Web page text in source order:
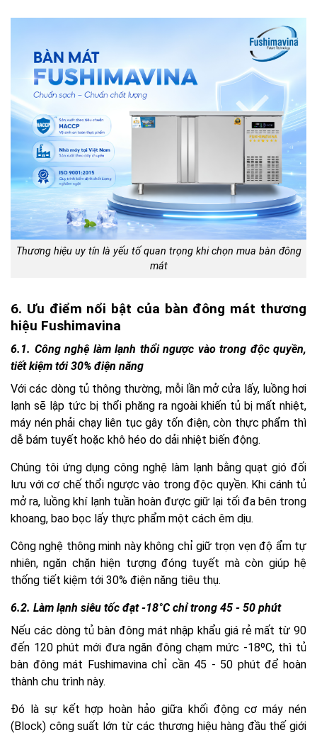
Thương hiệu uy tín là yếu tố quan trọng khi chọn mua bàn đông
mát
6. Ưu điểm nổi bật của bàn đông mát thương
hiệu Fushimavina
6.1. Công nghệ làm lạnh thổi ngược vào trong độc quyền,
tiết kiệm tới 30% điện năng
Với các dòng tủ thông thường, mỗi lần mở cửa lấy, luồng hơi
lạnh sẽ lập tức bị thổi phăng ra ngoài khiến tủ bị mất nhiệt,
máy nén phải chạy liên tục gây tốn điện, còn thực phẩm thì
dễ bám tuyết hoặc khô héo do dải nhiệt biến động.
Chúng tôi ứng dụng công nghệ làm lạnh bằng quạt gió đối
lưu với cơ chế thổi ngược vào trong độc quyền. Khi cánh tủ
mở ra, luồng khí lạnh tuần hoàn được giữ lại tối đa bên trong
khoang, bao bọc lấy thực phẩm một cách êm dịu.
Công nghệ thông minh này không chỉ giữ trọn vẹn độ ẩm tự
nhiên, ngăn chặn hiện tượng đóng tuyết mà còn giúp hệ
thống tiết kiệm tới 30% điện năng tiêu thụ.
6.2. Làm lạnh siêu tốc đạt -18°C chỉ trong 45 - 50 phút
Nếu các dòng tủ bàn đông mát nhập khẩu giá rẻ mất từ 90
đến 120 phút mới đưa ngăn đông chạm mức -18ºC, thì tủ
bàn đông mát Fushimavina chỉ cần 45 - 50 phút để hoàn
thành chu trình này.
Đó là sự kết hợp hoàn hảo giữa khối động cơ máy nén
(Block) công suất lớn từ các thương hiệu hàng đầu thế giới